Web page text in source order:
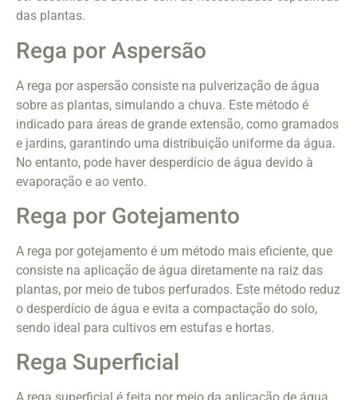
das plantas.
Rega por Aspersão
A rega por aspersão consiste na pulverização de água
sobre as plantas, simulando a chuva. Este método é
indicado para áreas de grande extensão, como gramados
e jardins, garantindo uma distribuição uniforme da água.
No entanto, pode haver desperdício de água devido à
evaporação e ao vento.
Rega por Gotejamento
A rega por gotejamento é um método mais eficiente, que
consiste na aplicação de água diretamente na raiz das
plantas, por meio de tubos perfurados. Este método reduz
o desperdício de água e evita a compactação do solo,
sendo ideal para cultivos em estufas e hortas.
Rega Superficial